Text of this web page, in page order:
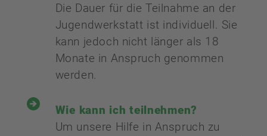
Die Dauer für die Teilnahme an der
Jugendwerkstatt ist individuell. Sie
kann jedoch nicht länger als 18
Monate in Anspruch genommen
werden.
Wie kann ich teilnehmen?
Um unsere Hilfe in Anspruch zu